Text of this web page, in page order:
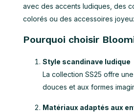
avec des accents ludiques, des
colorés ou des accessoires
Pourquoi choisir
Style scandinave ludique
La collection SS25 offre
douces et aux formes
Matériaux adaptés aux